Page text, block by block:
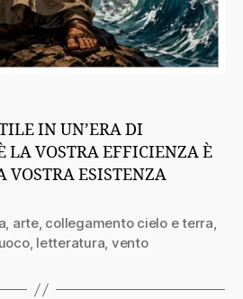
IN UN’ERA DI
LA VOSTRA EFFICIENZA È
VOSTRA ESISTENZA
, arte, collegamento cielo e terra,
, letteratura, vento